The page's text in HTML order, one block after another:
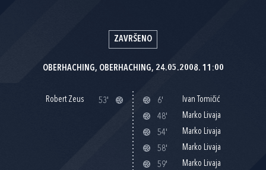
ZAVRŠENO
OBERHACHING, OBERHACHING, 24.05.2008. 11:00
Robert Zeus 53' 6'
Ivan Tomičić
48'
Marko Livaja
54'
Marko Livaja
58'
Marko Livaja
59'
Marko Livaja